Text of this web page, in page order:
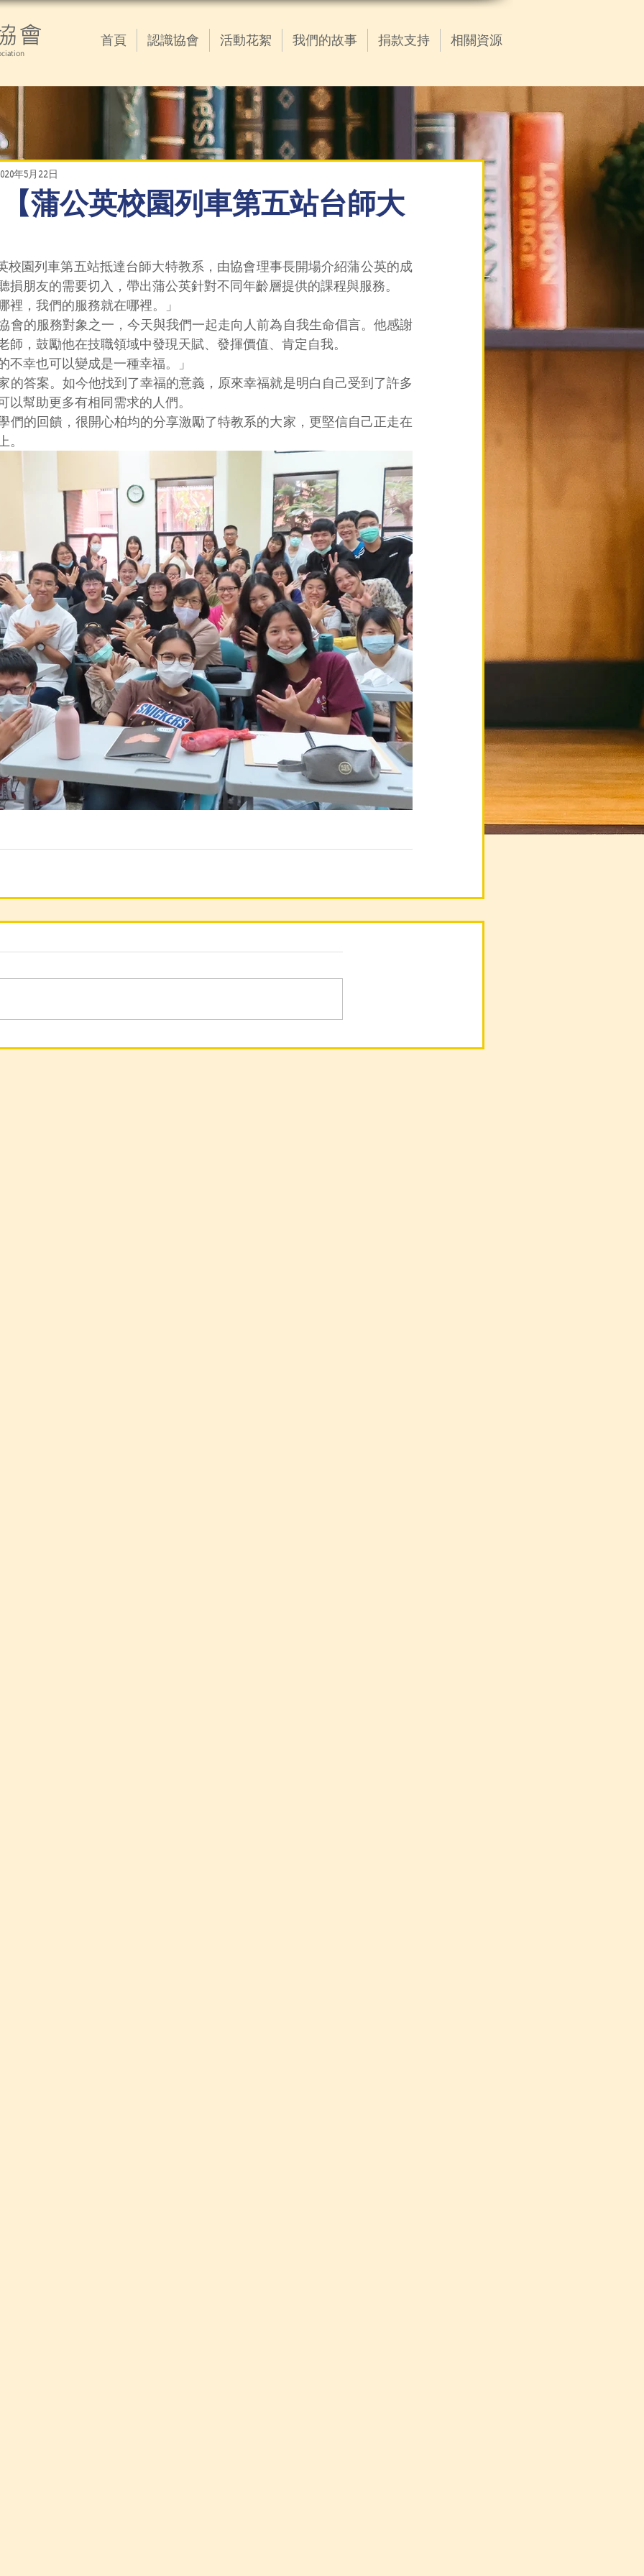
會 首頁 認識協會 活動花絮 我們的故事 捐款支持 相關資源
【蒲公英校園列車第五站台師大
年5月22日
校園列車第五站抵達台師大特教系，由協會理事長開場介紹蒲公英的成
損朋友的需要切入，帶出蒲公英針對不同年齡層提供的課程與服務。
裡，我們的服務就在哪裡。」
會的服務對象之一，今天與我們一起走向人前為自我生命倡言。他感謝
師，鼓勵他在技職領域中發現天賦、發揮價值、肯定自我。
不幸也可以變成是一種幸福。」
的答案。如今他找到了幸福的意義，原來幸福就是明白自己受到了許多
以幫助更多有相同需求的人們。
們的回饋，很開心柏均的分享激勵了特教系的大家，更堅信自己正走在